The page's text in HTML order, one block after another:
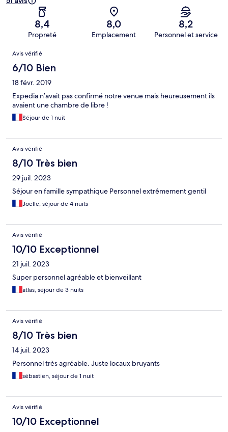
8,4
Propreté
8,0
Emplacement
8,2
Personnel et service
Avis
Avis vérifié
6/10 Bien
18 févr. 2019
Expedia n’avait pas confirmé notre venue mais heureusement ils
avaient une chambre de libre !
Séjour de 1 nuit
Avis vérifié
8/10 Très bien
29 juil. 2023
Séjour en famille sympathique Personnel extrêmement gentil
Joelle, séjour de 4 nuits
Avis vérifié
10/10 Exceptionnel
21 juil. 2023
Super personnel agréable et bienveillant
atlas, séjour de 3 nuits
Avis vérifié
8/10 Très bien
14 juil. 2023
Personnel très agréable. Juste locaux bruyants
sébastien, séjour de 1 nuit
Avis vérifié
10/10 Exceptionnel